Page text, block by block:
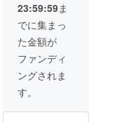
をお願いしま
す。
23:59:59ま
でに集まっ
た金額が
ファンディ
ングされま
す。